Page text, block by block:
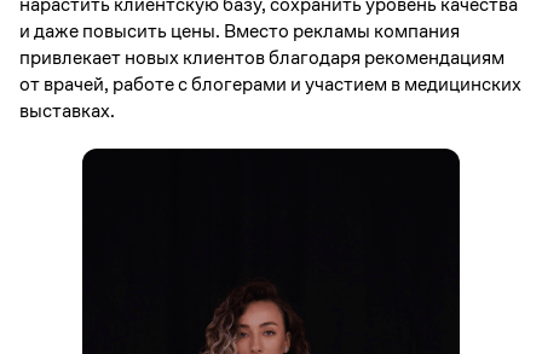
и даже повысить цены. Вместо рекламы компания
привлекает новых клиентов благодаря рекомендациям
от врачей, работе с блогерами и участием в медицинских
выставках.